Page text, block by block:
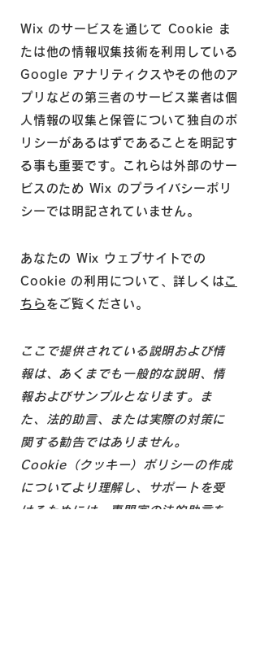
Wix のサービスを通じて Cookie ま
たは他の情報収集技術を利用している
Google アナリティクスやその他のア
プリなどの第三者のサービス業者は個
人情報の収集と保管について独自のポ
リシーがあるはずであることを明記す
る事も重要です。これらは外部のサー
ビスのため Wix のプライバシーポリ
シーでは明記されていません。
あなたの Wix ウェブサイトでの
Cookie の利用について、詳しくは こ
ちら をご覧ください。
ここで提供されている説明および情
報は、あくまでも一般的な説明、情
報およびサンプルとなります。ま
た、法的助言、または実際の対策に
関する勧告ではありません。
Cookie（クッキー）ポリシーの作成
についてより理解し、サポートを受
けるためには、専門家の法的助言を